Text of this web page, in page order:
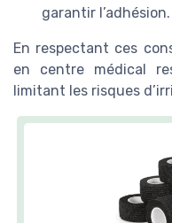
garantir l’adhésion.
En respectant ces
en centre médical
limitant les risques